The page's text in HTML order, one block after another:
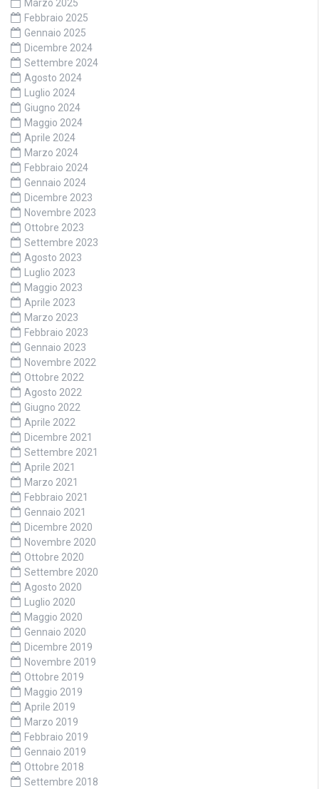
Marzo 2025
Febbraio 2025
Gennaio 2025
Dicembre 2024
Settembre 2024
Agosto 2024
Luglio 2024
Giugno 2024
Maggio 2024
Aprile 2024
Marzo 2024
Febbraio 2024
Gennaio 2024
Dicembre 2023
Novembre 2023
Ottobre 2023
Settembre 2023
Agosto 2023
Luglio 2023
Maggio 2023
Aprile 2023
Marzo 2023
Febbraio 2023
Gennaio 2023
Novembre 2022
Ottobre 2022
Agosto 2022
Giugno 2022
Aprile 2022
Dicembre 2021
Settembre 2021
Aprile 2021
Marzo 2021
Febbraio 2021
Gennaio 2021
Dicembre 2020
Novembre 2020
Ottobre 2020
Settembre 2020
Agosto 2020
Luglio 2020
Maggio 2020
Gennaio 2020
Dicembre 2019
Novembre 2019
Ottobre 2019
Maggio 2019
Aprile 2019
Marzo 2019
Febbraio 2019
Gennaio 2019
Ottobre 2018
Settembre 2018